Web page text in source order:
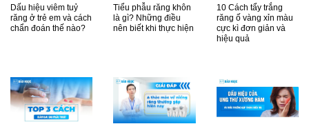
Dấu hiệu viêm tuỷ
răng ở trẻ em và cách
chẩn đoán thế nào?
Tiểu phẫu răng khôn
là gì? Những điều
nên biết khi thực hiện
10 Cách tẩy trắng
răng ố vàng xỉn màu
cực kì đơn giản và
hiệu quả